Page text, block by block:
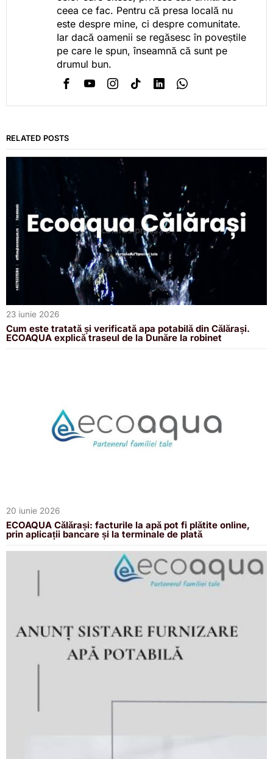
ceea ce fac. Pentru că presa locală nu
este despre mine, ci despre comunitate.
Iar dacă oamenii se regăsesc în poveștile
pe care le spun, înseamnă că sunt pe
drumul bun.
RELATED POSTS
23 iunie 2026
Cum este tratată și verificată apa potabilă din Călărași.
ECOAQUA explică traseul de la Dunăre la robinet
20 iunie 2026
ECOAQUA Călărași: facturile la apă pot fi plătite online,
prin aplicații bancare și la terminale de plată